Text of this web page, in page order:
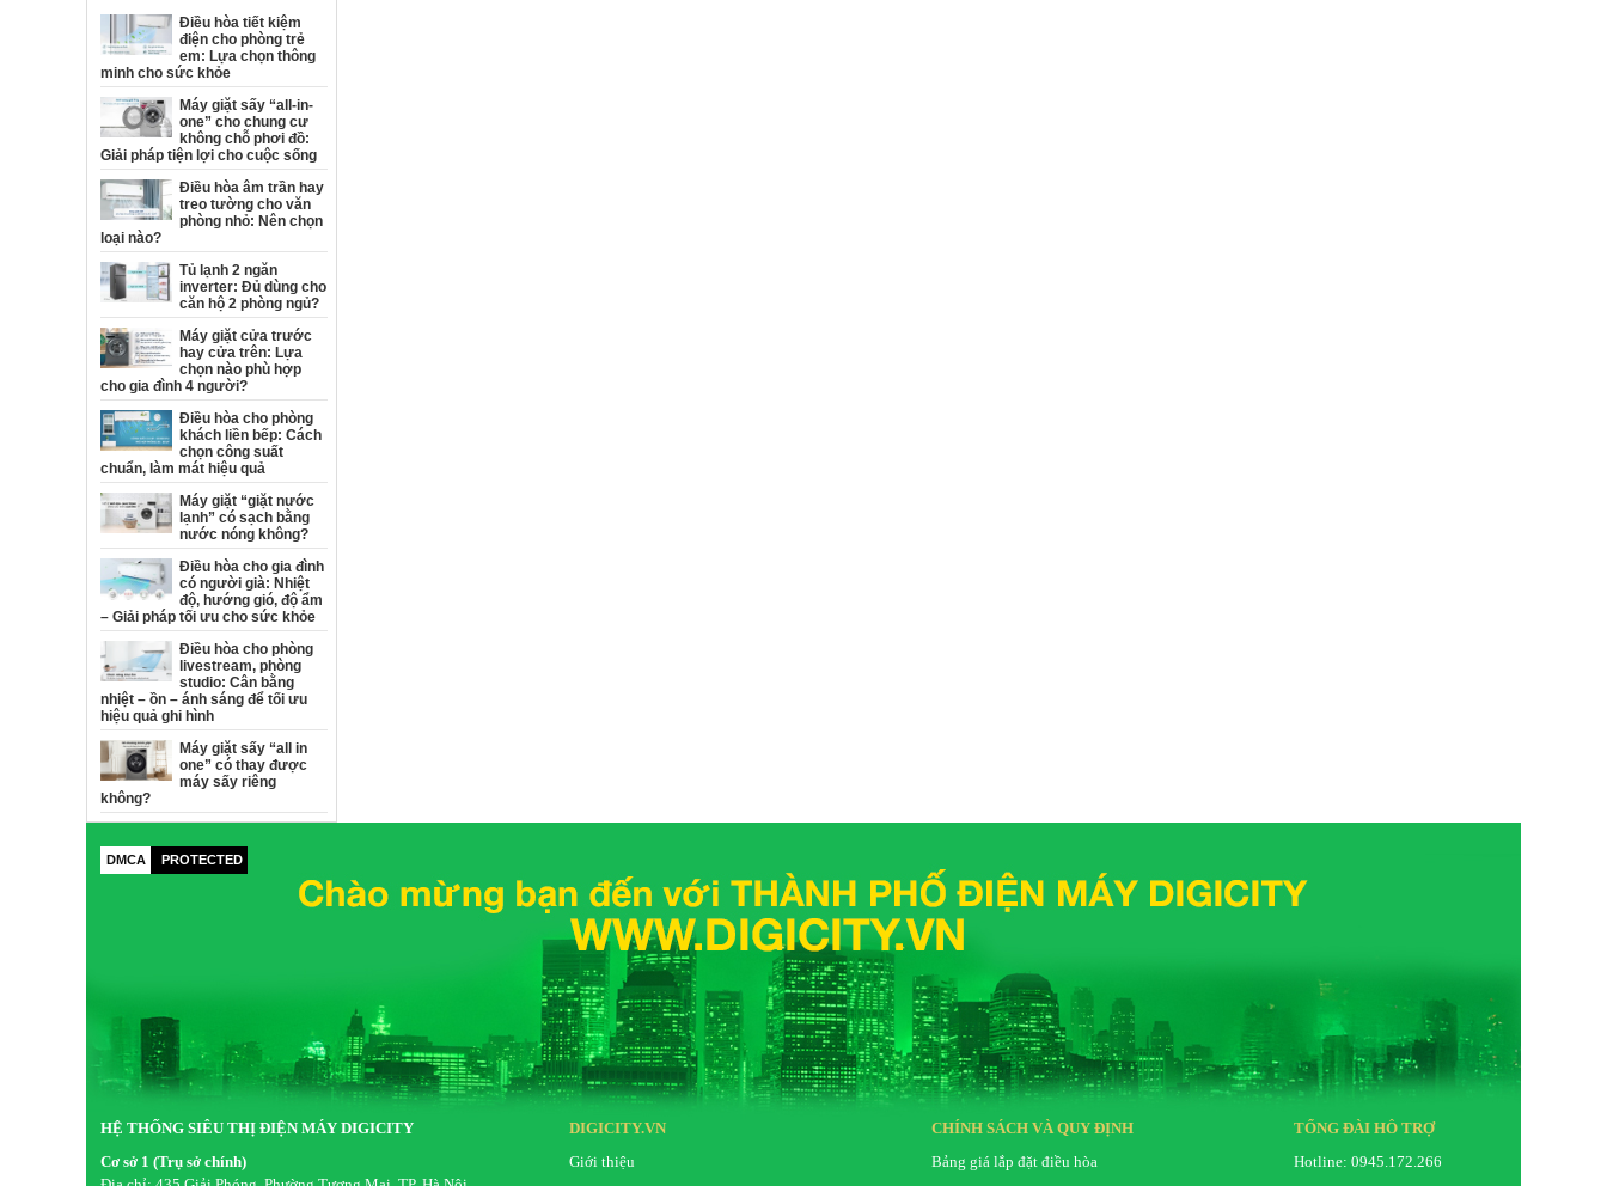
Điều hòa tiết kiệm
điện cho phòng trẻ
em: Lựa chọn thông
minh cho sức khỏe
Máy giặt sấy “all-in-
one” cho chung cư
không chỗ phơi đồ:
Giải pháp tiện lợi cho cuộc sống
Điều hòa âm trần hay
treo tường cho văn
phòng nhỏ: Nên chọn
loại nào?
Tủ lạnh 2 ngăn
inverter: Đủ dùng cho
căn hộ 2 phòng ngủ?
Máy giặt cửa trước
hay cửa trên: Lựa
chọn nào phù hợp
cho gia đình 4 người?
Điều hòa cho phòng
khách liền bếp: Cách
chọn công suất
chuẩn, làm mát hiệu quả
Máy giặt “giặt nước
lạnh” có sạch bằng
nước nóng không?
Điều hòa cho gia đình
có người già: Nhiệt
độ, hướng gió, độ ẩm
– Giải pháp tối ưu cho sức khỏe
Điều hòa cho phòng
livestream, phòng
studio: Cân bằng
nhiệt – ồn – ánh sáng để tối ưu
hiệu quả ghi hình
Máy giặt sấy “all in
one” có thay được
máy sấy riêng
không?
DMCA PROTECTED
HỆ THỐNG SIÊU THỊ ĐIỆN MÁY DIGICITY
Cơ sở 1 (Trụ sở chính)
DIGICITY.VN
Giới thiệu
CHÍNH SÁCH VÀ QUY ĐỊNH
Bảng giá lắp đặt điều hòa
TỔNG ĐÀI HỖ TRỢ
Hotline: 0945.172.266